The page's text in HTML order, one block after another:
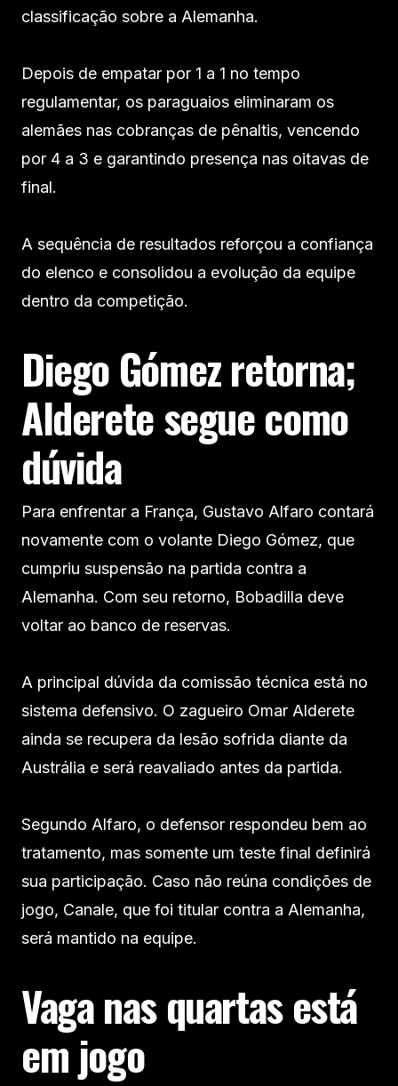
classificação sobre a Alemanha.
Depois de empatar por 1 a 1 no tempo
regulamentar, os paraguaios eliminaram os
alemães nas cobranças de pênaltis, vencendo
por 4 a 3 e garantindo presença nas oitavas de
final.
A sequência de resultados reforçou a confiança
do elenco e consolidou a evolução da equipe
dentro da competição.
Diego Gómez retorna;
Alderete segue como
dúvida
Para enfrentar a França, Gustavo Alfaro contará
novamente com o volante Diego Gómez, que
cumpriu suspensão na partida contra a
Alemanha. Com seu retorno, Bobadilla deve
voltar ao banco de reservas.
A principal dúvida da comissão técnica está no
sistema defensivo. O zagueiro Omar Alderete
ainda se recupera da lesão sofrida diante da
Austrália e será reavaliado antes da partida.
Segundo Alfaro, o defensor respondeu bem ao
tratamento, mas somente um teste final definirá
sua participação. Caso não reúna condições de
jogo, Canale, que foi titular contra a Alemanha,
será mantido na equipe.
Vaga nas quartas está
em jogo